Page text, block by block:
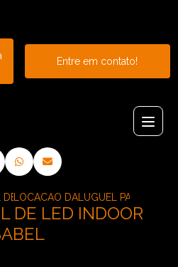
Entre em contato!
PAINEL
LOCACAO DE PAINEL DE LED
ALUGUEL PAINEL DE
DE LED INDOOR